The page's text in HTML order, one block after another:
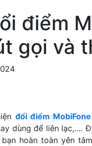
điểm
gọi và
đổi điểm MobiFone
dùng để liên lạc,….
hoàn toàn yên